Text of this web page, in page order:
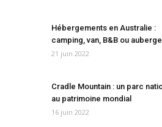
Hébergements en Australie :
camping, van, B&B ou
21 juin 2022
Cradle Mountain : un parc
au patrimoine mondial
16 juin 2022